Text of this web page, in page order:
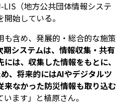
（地方公共団体情報システ
始している。
も含め、発展的・総合的な施策
期システムは、情報収集・共有
は、収集した情報をもとに、
、将来的にはAIやデジタルツ
来なかった防災情報も取り込む
います」と植原さん。